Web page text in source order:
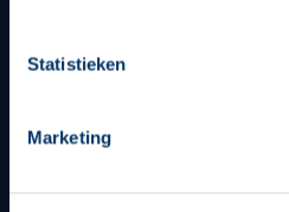
Statistieken
Marketing
Tenuesponsoren